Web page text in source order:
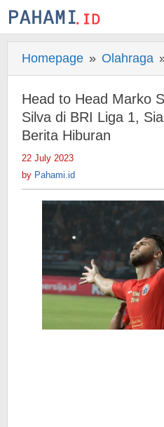
Skip
to
Homepage » Olahraga
Head to Head Marko
Silva di BRI Liga 1,
Berita Hiburan
22 July 2023
by Pahami.id